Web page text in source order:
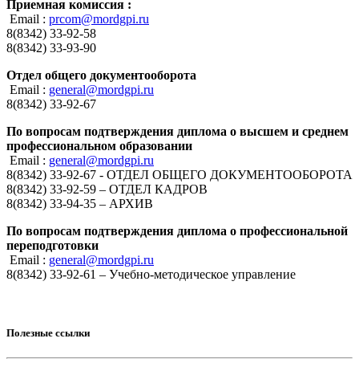
Приемная комиссия :
Email : prcom@mordgpi.ru
8(8342) 33-92-58
8(8342) 33-93-90
Отдел общего документооборота
Email : general@mordgpi.ru
8(8342) 33-92-67
По вопросам подтверждения диплома о высшем и среднем
профессиональном образовании
Email : general@mordgpi.ru
8(8342) 33-92-67 - ОТДЕЛ ОБЩЕГО ДОКУМЕНТООБОРОТА
8(8342) 33-92-59 – ОТДЕЛ КАДРОВ
8(8342) 33-94-35 – АРХИВ
По вопросам подтверждения диплома о профессиональной
переподготовки
Email : general@mordgpi.ru
8(8342) 33-92-61 – Учебно-методическое управление
Полезные ссылки